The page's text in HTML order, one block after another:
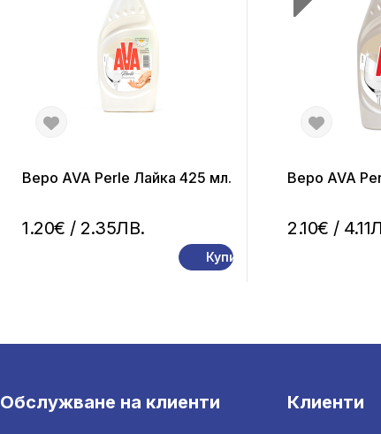
1.20€ / 2.35ЛВ.
Веро AVA Perle Лайка 425 мл.
Купи
2.10€ /
Веро AVA
Обслужване на клиенти Клиенти